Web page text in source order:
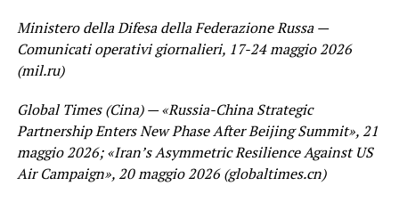
Ministero della Difesa della Federazione Russa —
Comunicati operativi giornalieri, 17-24 maggio 2026
(mil.ru)
Global Times (Cina) — «Russia-China Strategic
Partnership Enters New Phase After Beijing Summit», 21
maggio 2026; «Iran’s Asymmetric Resilience Against US
Air Campaign», 20 maggio 2026 (globaltimes.cn)